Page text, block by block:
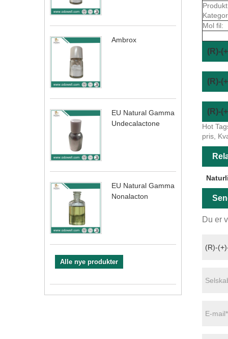
Ambrox
EU Natural Gamma
Undecalactone
EU Natural Gamma
Nonalacton
Alle nye produkter
Produkt
Mol fil:
(R)-
(R)-
(R)-
Hot
pris,
Du er